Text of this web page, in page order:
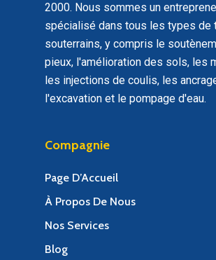
2000. Nous sommes un
spécialisé dans tous les types de
souterrains, y compris le
pieux, l'amélioration des sols, les
les injections de coulis, les
l'excavation et le pompage d'eau.
Compagnie
Page D’Accueil
À Propos De Nous
Nos Services
Blog